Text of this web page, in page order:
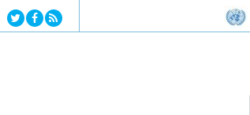
Jump to navigation